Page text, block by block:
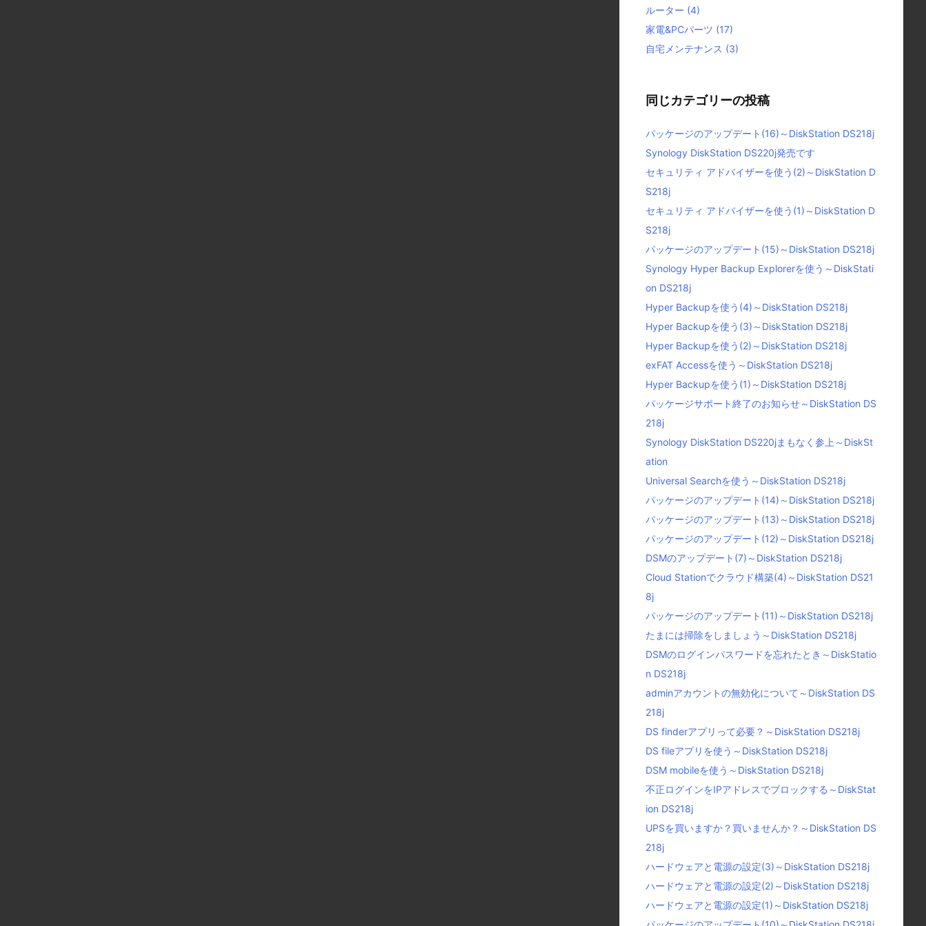
ルーター (4)
家電&PCパーツ (17)
自宅メンテナンス (3)
同じカテゴリーの投稿
パッケージのアップデート(16)～DiskStation DS218j
Synology DiskStation DS220j発売です
セキュリティ アドバイザーを使う(2)～DiskStation D
S218j
セキュリティ アドバイザーを使う(1)～DiskStation D
S218j
パッケージのアップデート(15)～DiskStation DS218j
Synology Hyper Backup Explorerを使う～DiskStati
on DS218j
Hyper Backupを使う(4)～DiskStation DS218j
Hyper Backupを使う(3)～DiskStation DS218j
Hyper Backupを使う(2)～DiskStation DS218j
exFAT Accessを使う～DiskStation DS218j
Hyper Backupを使う(1)～DiskStation DS218j
パッケージサポート終了のお知らせ～DiskStation DS
218j
Synology DiskStation DS220jまもなく参上～DiskSt
ation
Universal Searchを使う～DiskStation DS218j
パッケージのアップデート(14)～DiskStation DS218j
パッケージのアップデート(13)～DiskStation DS218j
パッケージのアップデート(12)～DiskStation DS218j
DSMのアップデート(7)～DiskStation DS218j
Cloud Stationでクラウド構築(4)～DiskStation DS21
8j
パッケージのアップデート(11)～DiskStation DS218j
たまには掃除をしましょう～DiskStation DS218j
DSMのログインパスワードを忘れたとき～DiskStatio
n DS218j
adminアカウントの無効化について～DiskStation DS
218j
DS finderアプリって必要？～DiskStation DS218j
DS fileアプリを使う～DiskStation DS218j
DSM mobileを使う～DiskStation DS218j
不正ログインをIPアドレスでブロックする～DiskStat
ion DS218j
UPSを買いますか？買いませんか？～DiskStation DS
218j
ハードウェアと電源の設定(3)～DiskStation DS218j
ハードウェアと電源の設定(2)～DiskStation DS218j
ハードウェアと電源の設定(1)～DiskStation DS218j